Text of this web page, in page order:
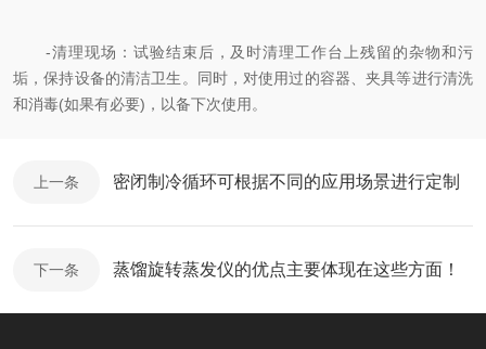
-清理现场：试验结束后，及时清理工作台上残留的杂物和污
垢，保持设备的清洁卫生。同时，对使用过的容器、夹具等进行清洗
和消毒(如果有必要)，以备下次使用。
上一条 密闭制冷循环可根据不同的应用场景进行定制
下一条 蒸馏旋转蒸发仪的优点主要体现在这些方面！